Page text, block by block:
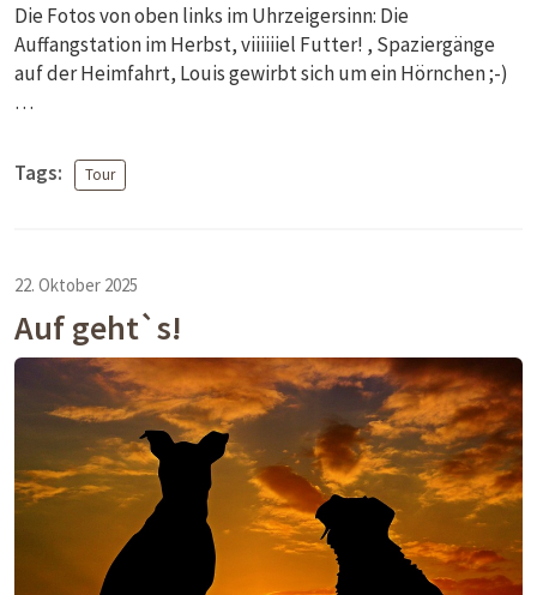
Die Fotos von oben links im Uhrzeigersinn: Die
Auffangstation im Herbst, viiiiiiel Futter! , Spaziergänge
auf der Heimfahrt, Louis gewirbt sich um ein Hörnchen ;-)
…
Tags: Tour
22. Oktober 2025
Auf geht`s!